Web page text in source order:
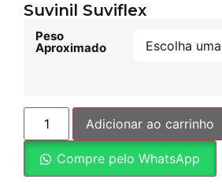
Suvinil Suviflex
Peso
Aproximado
Adicionar ao carrinho
Compre pelo WhatsApp